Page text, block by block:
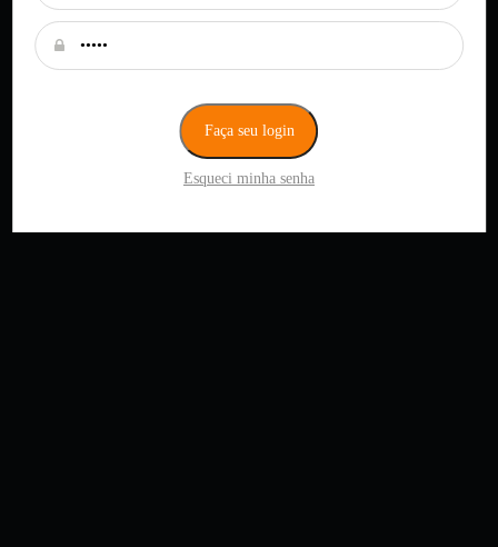
Faça seu login
Esqueci minha senha